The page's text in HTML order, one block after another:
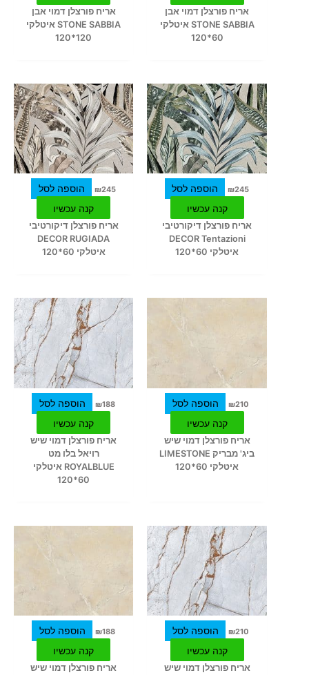
אריח פורצלן דמוי אבן
STONE SABBIA איטלקי
60*120
אריח פורצלן דמוי אבן
STONE SABBIA איטלקי
120*120
₪245
הוספה לסל
קנה עכשיו
אריח פורצלן דיקורטיבי
DECOR Tentazioni
איטלקי 60*120
₪245
הוספה לסל
קנה עכשיו
אריח פורצלן דיקורטיבי
DECOR RUGIADA
איטלקי 60*120
₪210
הוספה לסל
קנה עכשיו
אריח פורצלן דמוי שיש
ביג' מבריק LIMESTONE
איטלקי 60*120
₪188
הוספה לסל
קנה עכשיו
אריח פורצלן דמוי שיש
רויאל בלו מט
ROYALBLUE איטלקי
60*120
₪210
הוספה לסל
קנה עכשיו
אריח פורצלן דמוי שיש
₪188
הוספה לסל
קנה עכשיו
אריח פורצלן דמוי שיש